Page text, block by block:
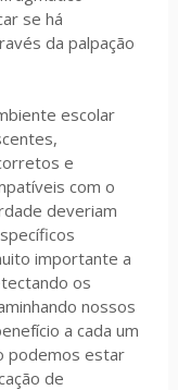
se há
da palpação
escolar
e
com o
deveriam
importante a
os
nossos
a cada um
podemos estar
de